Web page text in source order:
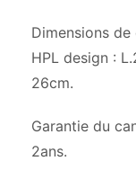
Dimensions
HPL design :
26cm.
Garantie du
2ans.